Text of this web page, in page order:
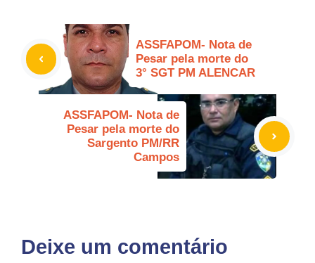
ASSFAPOM- Nota de
Pesar pela morte do
3° SGT PM ALENCAR
ASSFAPOM- Nota de
Pesar pela morte do
Sargento PM/RR
Campos
Deixe um comentário